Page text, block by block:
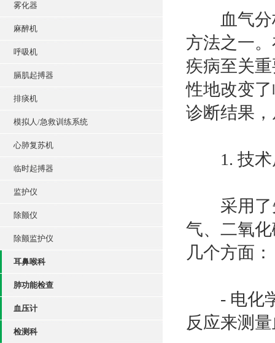
雾化器
麻醉机
呼吸机
膈肌起搏器
排痰机
模拟人/急救训练系统
心肺复苏机
临时起搏器
监护仪
除颤仪
除颤监护仪
耳鼻喉科
肺功能检查
血压计
检测科
血气分析
方法之一
疾病至关
性地改变
诊断结果
1. 技术
采用了先
气、二氧
几个方面：
- 电化学
反应来测